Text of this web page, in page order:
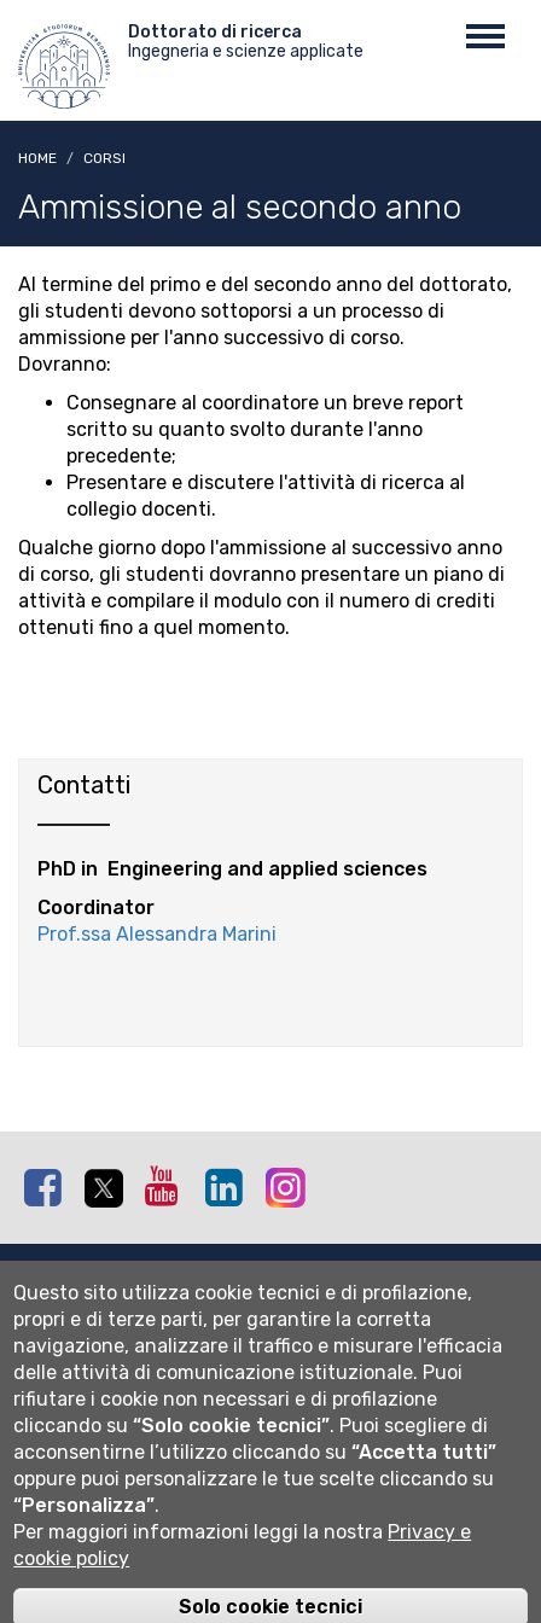
contenuto
principale
Menu
top
Dottorato di ricerca
Ingegneria e scienze applicate
HOME CORSI
Ammissione al secondo anno
Al termine del primo e del secondo anno del dottorato,
gli studenti devono sottoporsi a un processo di
ammissione per l'anno successivo di corso.
Dovranno:
Consegnare al coordinatore un breve report
scritto su quanto svolto durante l'anno
precedente;
Presentare e discutere l'attività di ricerca al
collegio docenti.
Qualche giorno dopo l'ammissione al successivo anno
di corso, gli studenti dovranno presentare un piano di
attività e compilare il modulo con il numero di crediti
ottenuti fino a quel momento.
Contatti
PhD in Engineering and applied sciences
Coordinator
Prof.ssa Alessandra Marini
Facebook Twitter Youtube Linkedin
Mappa del sito
Normativa cookie
Informativa privacy
Cookie settings
Wi-fi
Webmail
Università degli studi di Bergamo
Cod. Fiscale 80004350163
Questo sito utilizza cookie tecnici e di profilazione,
propri e di terze parti, per garantire la corretta
navigazione, analizzare il traffico e misurare l'efficacia
delle attività di comunicazione istituzionale. Puoi
rifiutare i cookie non necessari e di profilazione
cliccando su“Solo cookie tecnici”. Puoi scegliere di
acconsentirne l’utilizzo cliccando su“Accetta tutti”
oppure puoi personalizzare le tue scelte cliccando su
“Personalizza”.
Per maggiori informazioni leggi la nostra Privacy e
cookie policy
Solo cookie tecnici